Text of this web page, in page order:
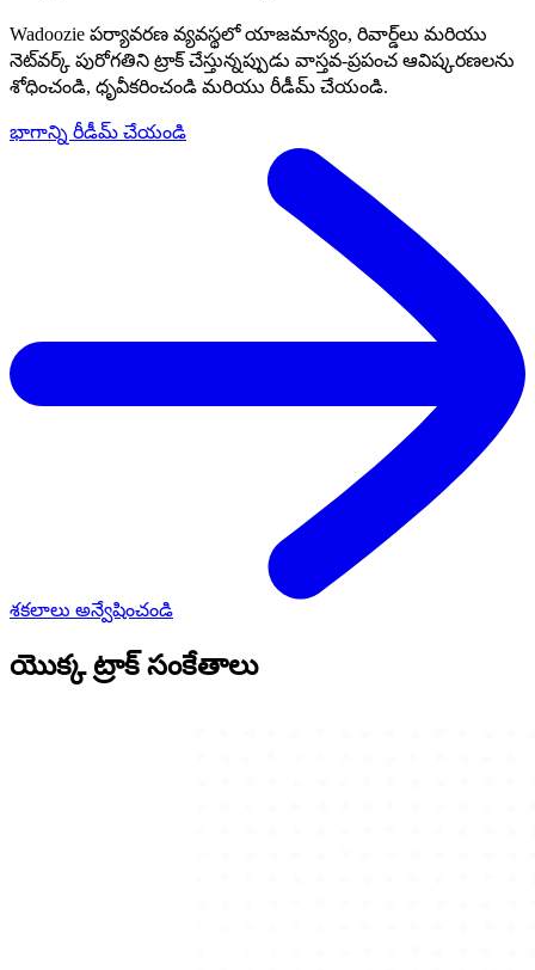
Wadoozie పర్యావరణ వ్యవస్థలో యాజమాన్యం, రివార్డ్‌లు మరియు
నెట్‌వర్క్ పురోగతిని ట్రాక్ చేస్తున్నప్పుడు వాస్తవ-ప్రపంచ ఆవిష్కరణలను
శోధించండి, ధృవీకరించండి మరియు రీడీమ్ చేయండి.
భాగాన్ని రీడీమ్ చేయండి
శకలాలు అన్వేషించండి
యొక్క ట్రాక్ సంకేతాలు